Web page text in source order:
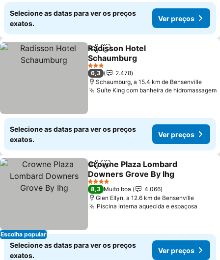
Selecione as datas para ver os preços
exatos.
Ver preços
PartilharAdicionar aos favoritos
Radisson Hotel
Schaumburg
3 Estrelas
6,3
2.478
Schaumburg, a 15.4 km de Bensenville
Suíte King com banheira de hidromassagem
Selecione as datas para ver os preços
exatos.
Ver preços
Escolha popular
PartilharAdicionar aos favoritos
Crowne Plaza Lombard
Downers Grove By Ihg
4 Estrelas
8,3 Muito boa
4.066
Glen Ellyn, a 12.6 km de Bensenville
Piscina interna aquecida e espaçosa
Selecione as datas para ver os preços
exatos.
Ver preços